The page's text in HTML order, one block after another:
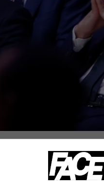
Kosova Hašim Tači sjedio
Srbije Aleksandar